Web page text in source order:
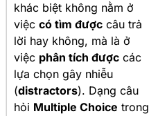
khác biệt không nằm ở
việc có tìm được câu trả
lời hay không, mà là ở
việc phân tích được các
lựa chọn gây nhiễu
(distractors). Dạng câu
hỏi Multiple Choice trong